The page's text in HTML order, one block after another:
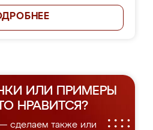
ИЛИ ПРИМЕРЫ
НРАВИТСЯ?
сделаем также или